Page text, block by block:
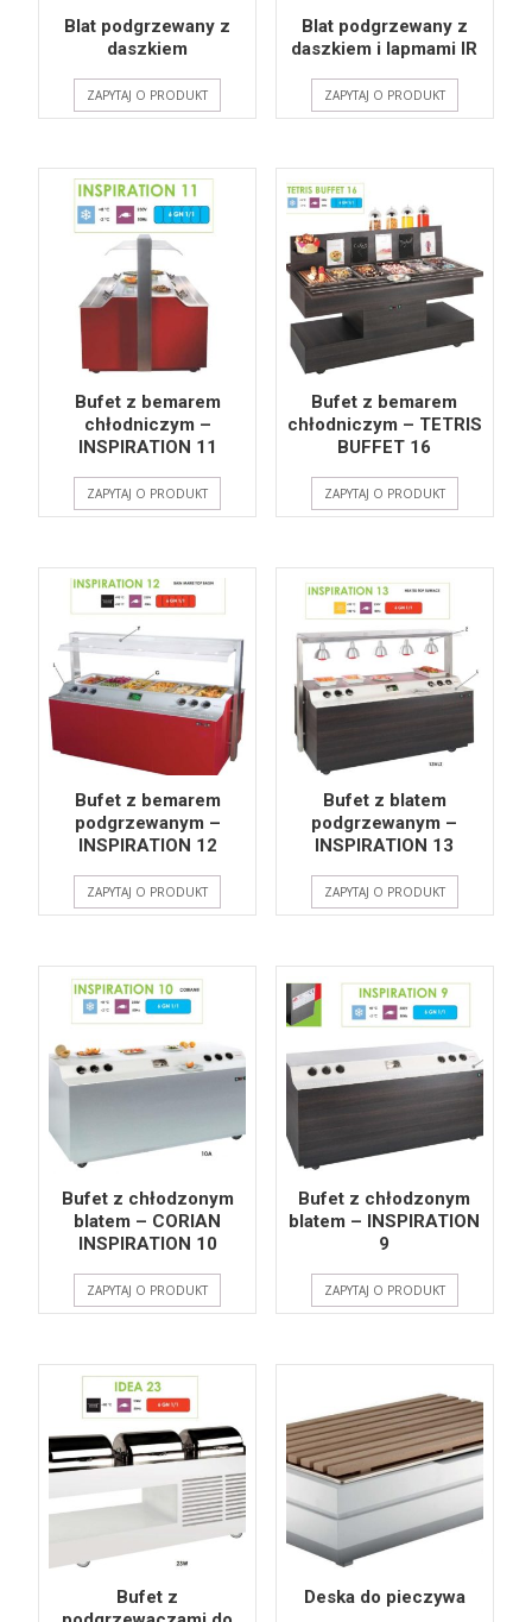
Blat podgrzewany z
daszkiem
ZAPYTAJ O PRODUKT
Blat podgrzewany z
daszkiem i lapmami IR
ZAPYTAJ O PRODUKT
Bufet z bemarem
chłodniczym –
INSPIRATION 11
ZAPYTAJ O PRODUKT
Bufet z bemarem
chłodniczym – TETRIS
BUFFET 16
ZAPYTAJ O PRODUKT
Bufet z bemarem
podgrzewanym –
INSPIRATION 12
ZAPYTAJ O PRODUKT
Bufet z blatem
podgrzewanym –
INSPIRATION 13
ZAPYTAJ O PRODUKT
Bufet z chłodzonym
blatem – CORIAN
INSPIRATION 10
ZAPYTAJ O PRODUKT
Bufet z chłodzonym
blatem – INSPIRATION
9
ZAPYTAJ O PRODUKT
Bufet z
Deska do pieczywa